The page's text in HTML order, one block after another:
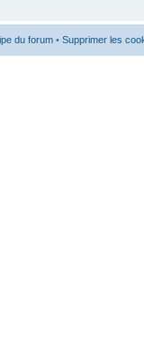
du forum • Supprimer les